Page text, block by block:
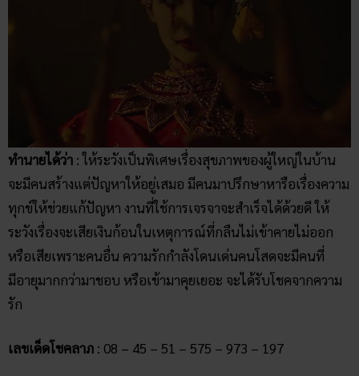
ทำนายได้ว่า : ให้ระวังเป็นพิเศษเรื่องสุขภาพของผู้ใหญ่ในบ้าน
จะมีคนสร้างแต่ปัญหาให้อยู่เสมอ มีคนมาปรึกษาหารือเรื่องความ
ทุกข์ให้ช่วยแก้ปัญหา งานที่ใช้การเจรจาจะสำเร็จได้ด้วยดี ให้
ระวังเรื่องจะเสียเงินก้อนในเหตุการณ์ที่กลืนไม่เข้าคายไม่ออก
หรือเสียเพราะคนอื่น ความรักกำลังโดนเด่นคนโสดจะมีคนที่
มีอายุมากกว่ามาชอบ หรือเข้ามาคุยเยอะ จะได้รับโชคจากความ
รัก
เลขเด็ดโชคลาภ : 08 – 45 – 51 – 575 – 973 – 197